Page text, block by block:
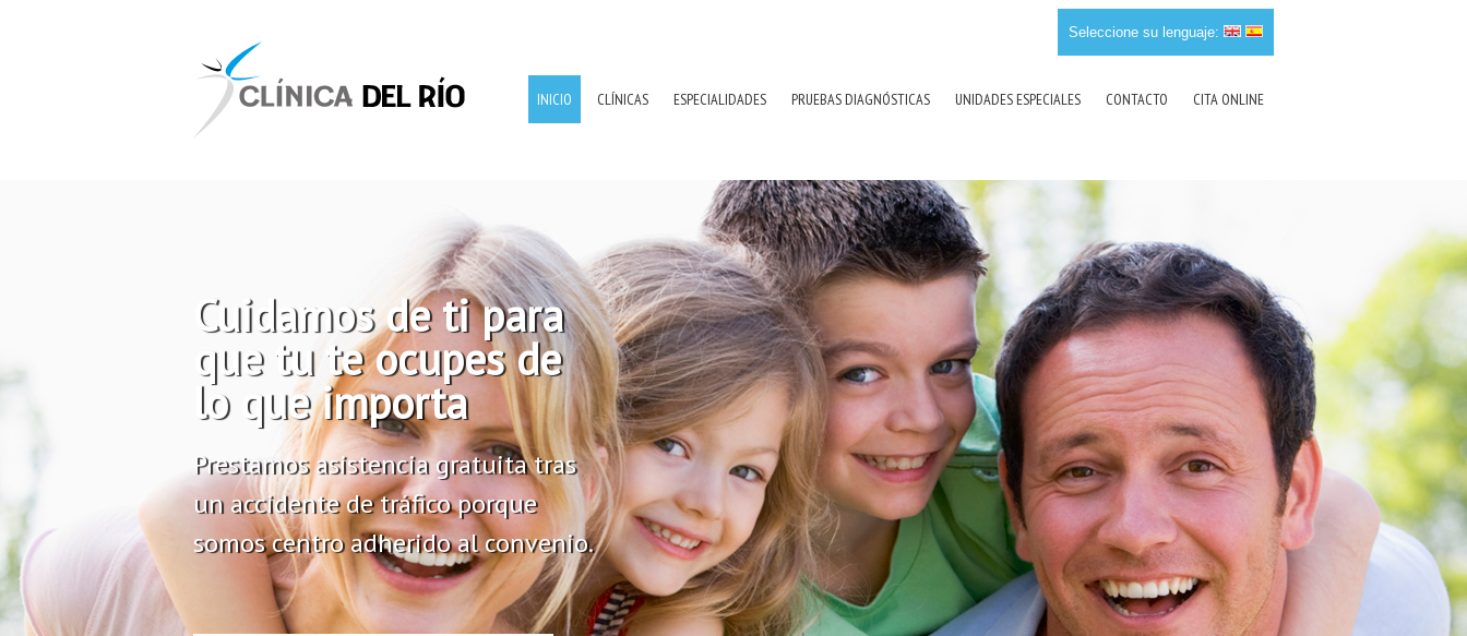
INICIO CLÍNICAS ESPECIALIDADES PRUEBAS DIAGNÓSTICAS UNIDADES ESPECIALES CONTACTO CITA ONLINE
Seleccione su lenguaje:
Cuidamos de ti para
que tu te ocupes de
lo que importa
Prestamos asistencia gratuita tras
un accidente de tráfico porque
somos centro adherido al convenio.